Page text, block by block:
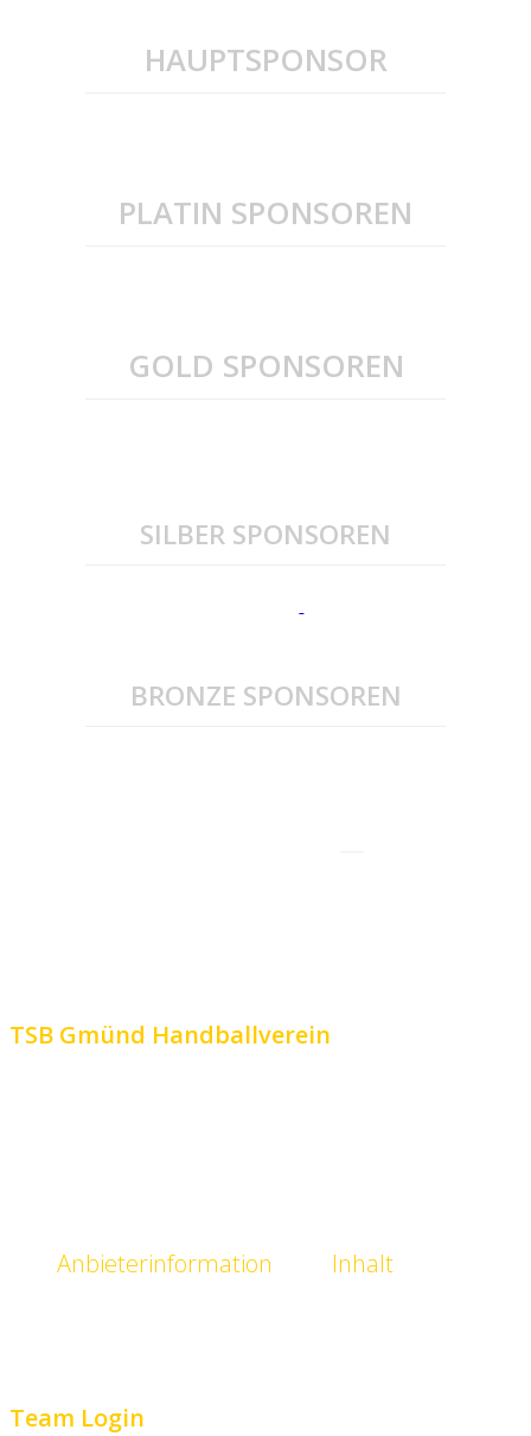
HAUPTSPONSOR
PLATIN SPONSOREN
GOLD SPONSOREN
SILBER SPONSOREN
BRONZE SPONSOREN
TSB Gmünd Handballverein
Anbieterinformation Inhalt
Team Login